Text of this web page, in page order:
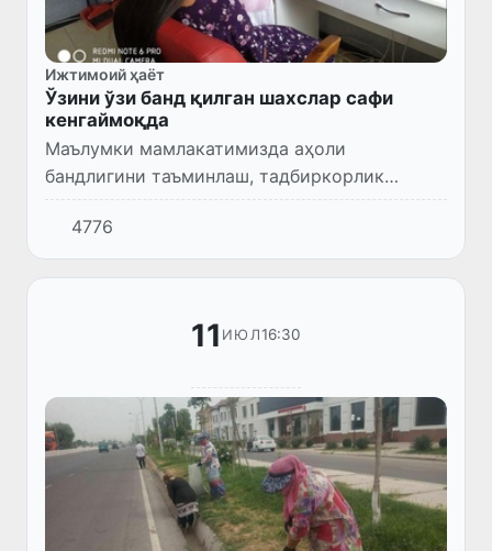
Ижтимоий ҳаёт
Ўзини ўзи банд қилган шахслар сафи
кенгаймоқда
Маълумки мамлакатимизда аҳоли
бандлигини таъминлаш, тадбиркорлик
фаолиятини кенгайтиришга алоҳида эътибор
қаратилмоқда.
4776
11 ИЮЛ16:30